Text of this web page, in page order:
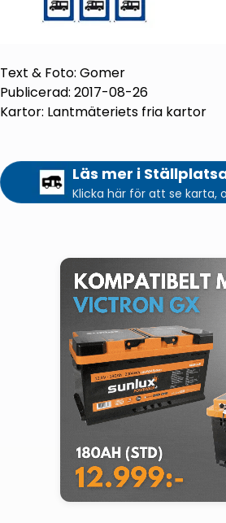
Text & Foto: Gomer
Publicerad: 2017-08-26
Kartor: Lantmäteriets fria kartor
Läs mer i
Klicka här för att se karta,